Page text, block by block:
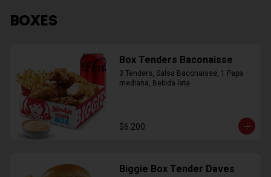
BOXES
Box Tenders Baconaisse
3 Tenders, Salsa Baconaisse, 1 Papa
mediana, Bebida lata
$6.200
Biggie Box Tender Daves